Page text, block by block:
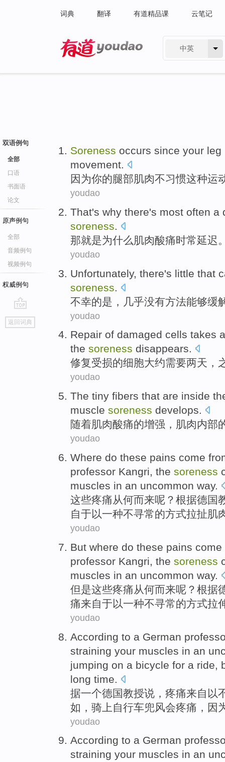
词典 翻译 有道精品课 云笔记
中英
双语例句
全部
口语
书面语
论文
原声例句
全部
音频例句
视频例句
权威例句
go
top
返回词典
Soreness occurs since your leg
movement.
因为你的腿部肌肉不习惯这种运
youdao
That's why there's most often a
soreness.
那就是为什么肌肉酸痛时常延迟
youdao
Unfortunately, there's little that
soreness
不幸的是，几乎没有方法能够缓
youdao
Repair of damaged cells takes
the soreness disappears.
修复受损的细胞大约需要两天 ，
youdao
The tiny fibers that are inside
muscle soreness develops.
随着肌肉酸痛的增强，肌肉内部
youdao
Where do these pains come
professor Kangri, the soreness
muscles in an uncommon way.
这些疼痛从何而来呢？ 根据德国
自于以一种不寻常的方式拉扯肌
youdao
But where do these pains come
professor Kangri, the soreness
muscles in an uncommon way.
但是这些疼痛从何而来呢？ 根据
痛来自于以一种不寻常的方式拉
youdao
According to a German
straining your muscles in an
jumping on a bicycle for a ride
long time
据一个德国教授说， 疼痛来自 以
如 ， 骑 上 自行车兜风会疼痛， 因
youdao
According to a German
straining your muscles in an